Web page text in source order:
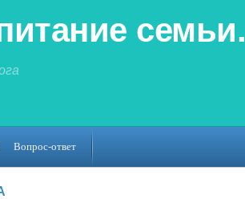
семьи.
Вопрос-ответ